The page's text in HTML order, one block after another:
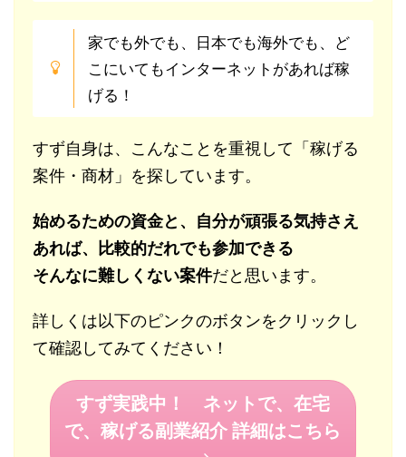
家でも外でも、日本でも海外でも、ど
こにいてもインターネットがあれば稼
げる！
すず自身は、こんなことを重視して「稼げる
案件・商材」を探しています。
始めるための資金と、自分が頑張る気持さえ
あれば、比較的だれでも参加できる
そんなに難しくない案件だと思います。
詳しくは以下のピンクのボタンをクリックし
て確認してみてください！
すず実践中！ ネットで、在宅
で、稼げる副業紹介 詳細はこちら